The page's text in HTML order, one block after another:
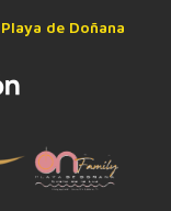
de Doñana